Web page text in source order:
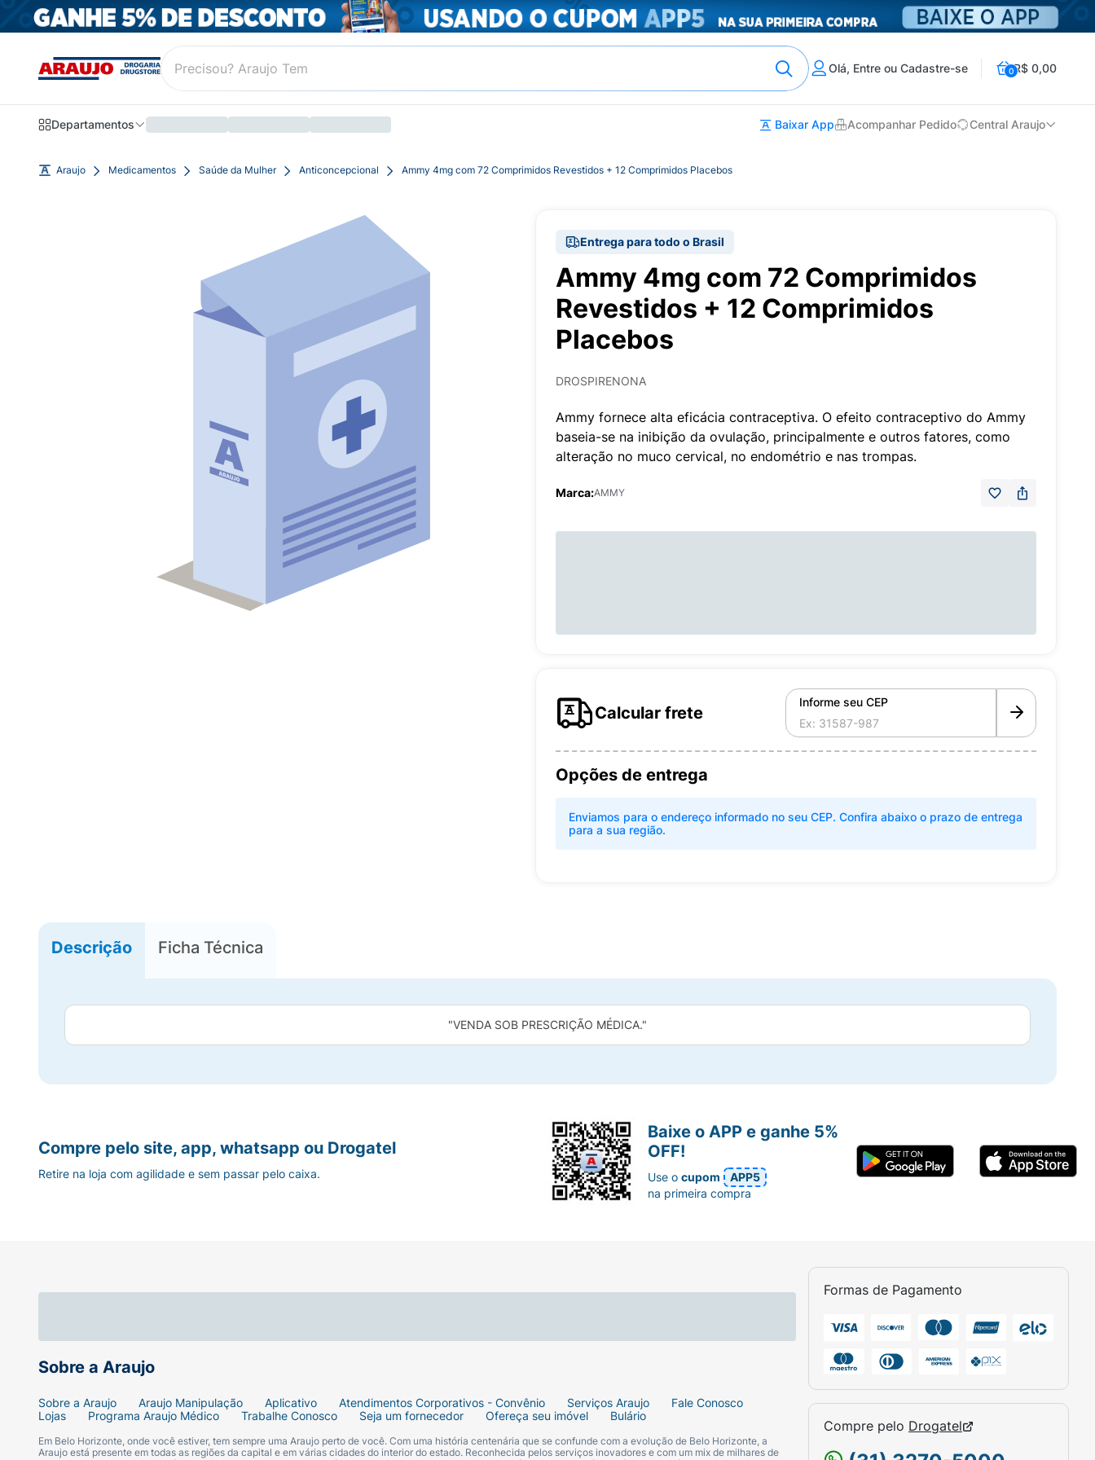
Olá, Entre ou Cadastre-se 0R$ 0,00
Departamentos Baixar App Acompanhar Pedido Central Araujo
Araujo Medicamentos Saúde da Mulher Anticoncepcional Ammy 4mg com 72 Comprimidos Revestidos + 12 Comprimidos Placebos
Entrega para todo o Brasil
Ammy 4mg com 72 Comprimidos
Revestidos + 12 Comprimidos
Placebos
DROSPIRENONA
Ammy fornece alta eficácia contraceptiva. O efeito contraceptivo do Ammy
baseia-se na inibição da ovulação, principalmente e outros fatores, como
alteração no muco cervical, no endométrio e nas trompas.
Marca:AMMY
Calcular frete
Informe seu CEP
Opções de entrega
Enviamos para o endereço informado no seu CEP. Confira abaixo o prazo de entrega
para a sua região.
Descrição Ficha Técnica
"VENDA SOB PRESCRIÇÃO MÉDICA."
Sobre a Araujo
Sobre a Araujo Araujo Manipulação Aplicativo Atendimentos Corporativos - Convênio Serviços Araujo
Fale Conosco
Lojas
Programa Araujo Médico Trabalhe Conosco Seja um fornecedor Ofereça seu imóvel Bulário
Em Belo Horizonte, onde você estiver, tem sempre uma Araujo perto de você. Com uma história centenária que se confunde com a evolução de Belo Horizonte, a
Araujo está presente em todas as regiões da capital e em várias cidades do interior do estado. Reconhecida pelos serviços inovadores e com um mix de milhares de
Formas de Pagamento
Compre pelo Drogatel
Compre pelo site, app, whatsapp ou Drogatel
Retire na loja com agilidade e sem passar pelo caixa.
Baixe o APP e ganhe 5%
OFF!
Use ocupom
APP5
na primeira compra